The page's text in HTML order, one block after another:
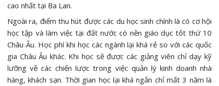
cao nhất tại Ba Lan.
Ngoài ra, điểm thu hút được các du học sinh chính là có cơ hội
học tập và làm việc tại đất nước có nền giáo dục tốt thứ 10
Châu Âu. Học phí khi học các ngành lại khá rẻ so với các quốc
gia Châu Âu khác. Khi học sẽ được các giảng viên chỉ dạy kỹ
lưỡng về các chiến lược trong việc quản lý kinh doanh nhà
hàng, khách sạn. Thời gian học lại khá ngắn chỉ mất 3 năm là